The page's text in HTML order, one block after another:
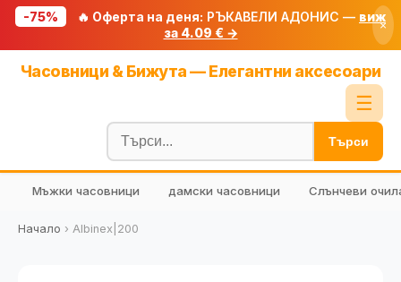
-75% 🔥 Оферта на деня: РЪКАВЕЛИ АДОНИС — виж
за 4.09 € →
×
Часовници & Бижута — Елегантни аксесоари
☰
Блог
🧮 Калкулатори
🔍 Намери продукт
Търси
Мъжки часовници дамски часовници Слънчеви
Начало › Albinex|200